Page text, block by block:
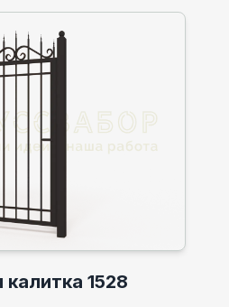
откатные ворота 1528